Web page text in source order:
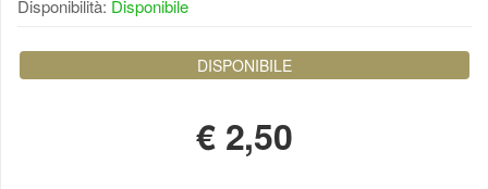
Disponibilità: Disponibile
DISPONIBILE
€ 2,50